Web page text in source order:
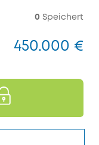
0 Speichert
450.000 €